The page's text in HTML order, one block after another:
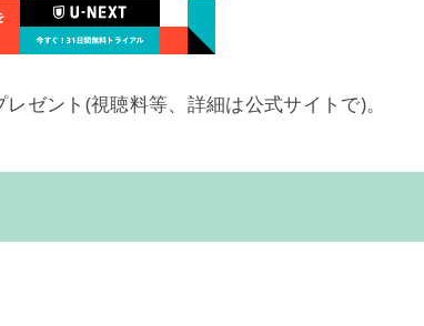
ゼント(視聴料等、詳細は公式サイトで)。